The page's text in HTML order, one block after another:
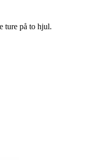
ture på to hjul.